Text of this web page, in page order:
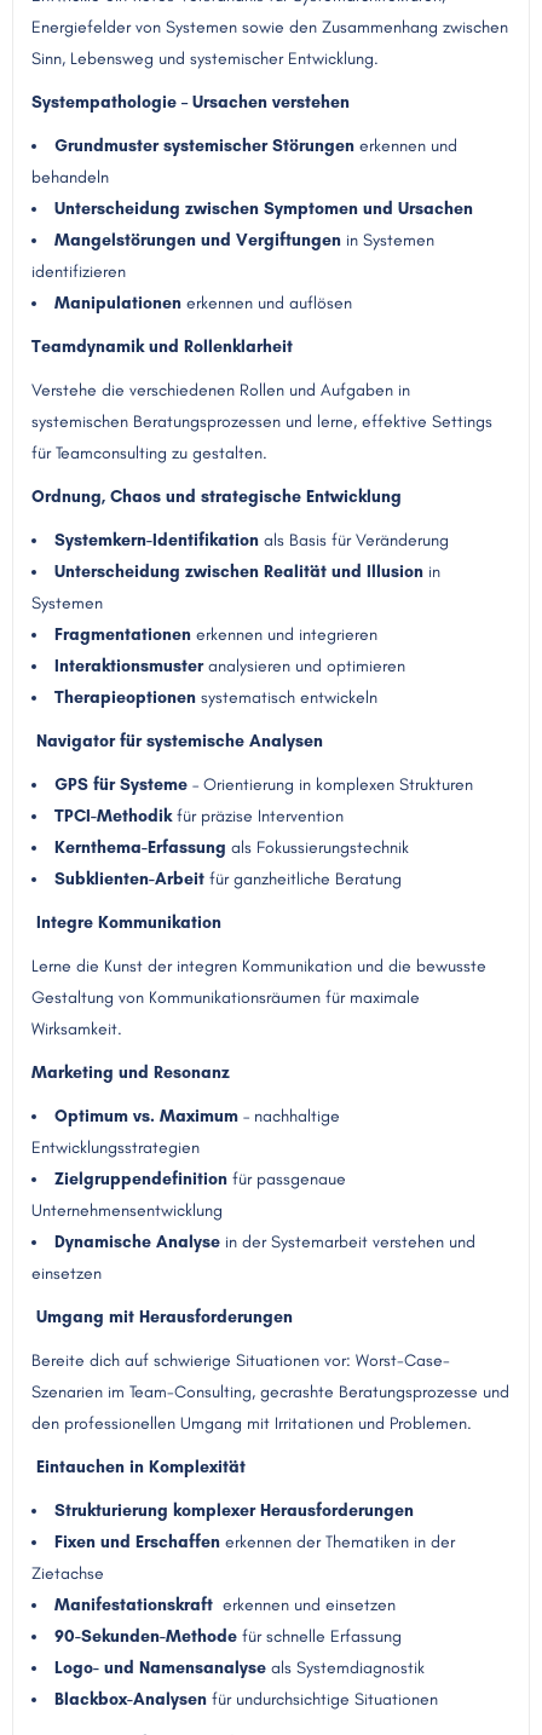
Energiefelder von Systemen sowie den Zusammenhang zwischen
Sinn, Lebensweg und systemischer Entwicklung.
Systempathologie – Ursachen verstehen
Grundmuster systemischer Störungen erkennen und
behandeln
Unterscheidung zwischen Symptomen und Ursachen
Mangelstörungen und Vergiftungen in Systemen
identifizieren
Manipulationen erkennen und auflösen
Teamdynamik und Rollenklarheit
Verstehe die verschiedenen Rollen und Aufgaben in
systemischen Beratungsprozessen und lerne, effektive Settings
für Teamconsulting zu gestalten.
Ordnung, Chaos und strategische Entwicklung
Systemkern-Identifikation als Basis für Veränderung
Unterscheidung zwischen Realität und Illusion in
Systemen
Fragmentationen erkennen und integrieren
Interaktionsmusteranalysieren und optimieren
Therapieoptionen systematisch entwickeln
Navigator für systemische Analysen
GPS für Systeme – Orientierung in komplexen Strukturen
TPCI-Methodikfür präzise Intervention
Kernthema-Erfassung als Fokussierungstechnik
Subklienten-Arbeit für ganzheitliche Beratung
Integre Kommunikation
Lerne die Kunst der integren Kommunikation und die bewusste
Gestaltung von Kommunikationsräumen für maximale
Wirksamkeit.
Marketing und Resonanz
Optimum vs. Maximum – nachhaltige
Entwicklungsstrategien
Zielgruppendefinition für passgenaue
Unternehmensentwicklung
Dynamische Analyse in der Systemarbeit verstehen und
einsetzen
Umgang mit Herausforderungen
Bereite dich auf schwierige Situationen vor: Worst-Case-
Szenarien im Team-Consulting, gecrashte Beratungsprozesse und
den professionellen Umgang mit Irritationen und Problemen.
Eintauchen in Komplexität
Strukturierung komplexer Herausforderungen
Fixen und Erschaffen erkennen der Thematiken in der
Zietachse
Manifestationskraft erkennen und einsetzen
90-Sekunden-Methode für schnelle Erfassung
Logo- und Namensanalyse als Systemdiagnostik
Blackbox-Analysen für undurchsichtige Situationen